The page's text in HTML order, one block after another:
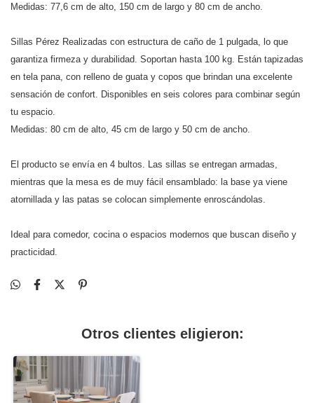
Medidas: 77,6 cm de alto, 150 cm de largo y 80 cm de ancho.
Sillas Pérez Realizadas con estructura de caño de 1 pulgada, lo que
garantiza firmeza y durabilidad. Soportan hasta 100 kg. Están tapizadas
en tela pana, con relleno de guata y copos que brindan una excelente
sensación de confort. Disponibles en seis colores para combinar según
tu espacio.
Medidas: 80 cm de alto, 45 cm de largo y 50 cm de ancho.
El producto se envía en 4 bultos. Las sillas se entregan armadas,
mientras que la mesa es de muy fácil ensamblado: la base ya viene
atornillada y las patas se colocan simplemente enroscándolas.
Ideal para comedor, cocina o espacios modernos que buscan diseño y
practicidad.
Otros clientes eligieron: